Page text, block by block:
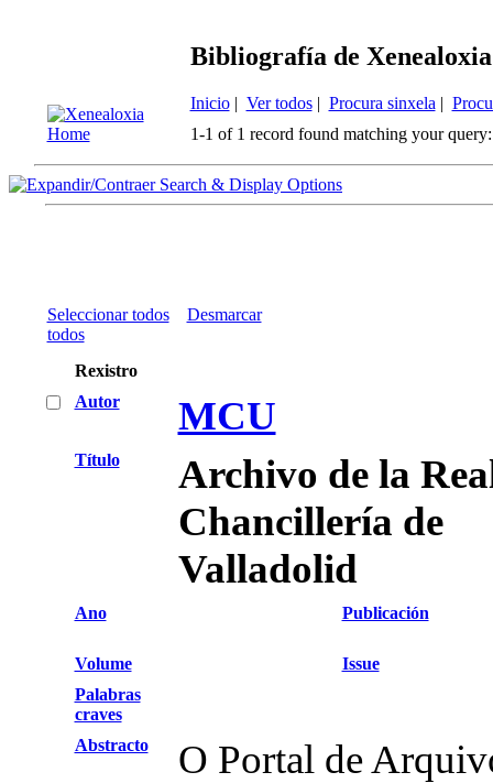
Bibliografía de
Inicio| Ver todos| Procura sinxela |
1-1 of 1 record found matching your query:
Search & Display Options
Seleccionar todos
Desmarcar
todos
Rexistro
Autor
MCU
Título
Archivo de la
Chancillería de
Valladolid
Ano Publicación
Volume
Issue
Palabras
craves
Abstracto
O Portal de